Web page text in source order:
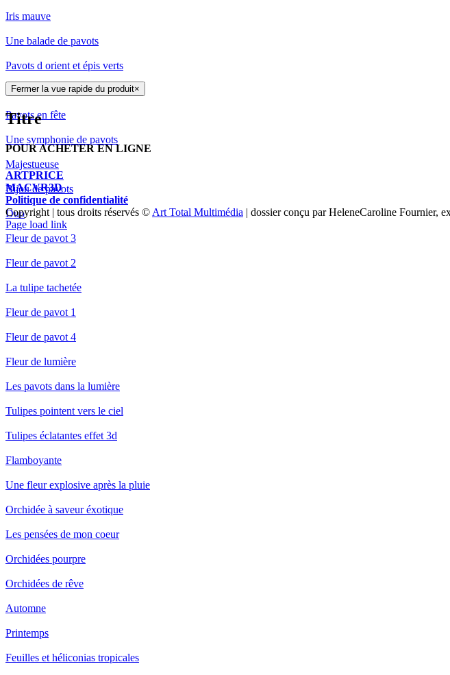
Iris mauve
Une balade de pavots
Pavots d orient et épis verts
Pavots éclatants
Pavots en fête
Une symphonie de pavots
Majestueuse
Bijou de pavots
Duo
Fleur de pavot 3
Fleur de pavot 2
La tulipe tachetée
Fleur de pavot 1
Fleur de pavot 4
Fleur de lumière
Les pavots dans la lumière
Tulipes pointent vers le ciel
Tulipes éclatantes effet 3d
Flamboyante
Une fleur explosive après la pluie
Orchidée à saveur éxotique
Les pensées de mon coeur
Orchidées pourpre
Orchidées de rêve
Automne
Printemps
Feuilles et héliconias tropicales
Fermer la vue rapide du produit×
Titre
POUR ACHETER EN LIGNE
ARTPRICE
MACVR3D
Politique de confidentialité
Copyright | tous droits réservés © Art Total Multimédia | dossier conçu par HeleneCaroline Fournier,
Page load link